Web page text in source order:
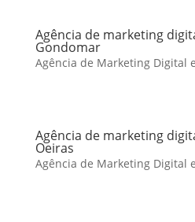
Agência de marketing
Gondomar
Agência de Marketing Digital
Agência de marketing
Oeiras
Agência de Marketing Digital